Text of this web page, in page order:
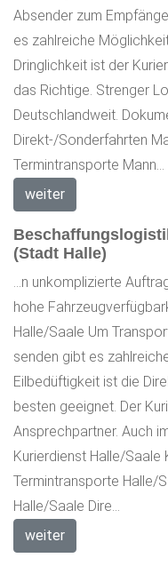
Absender zum
es zahlreiche
Dringlichkeit ist der
das Richtige. Strenger
Deutschlandweit.
Direkt-/Sonderfahrten
Termintransporte Mann...
weiter
(Stadt Halle)
...n unkomplizierte
hohe
Halle/Saale Um
senden gibt es
Eilbedüftigkeit ist die
besten geeignet. Der
Ansprechpartner. Auch
Kurierdienst Halle/Saale
Termintransporte Halle/
Halle/Saale Dire...
weiter